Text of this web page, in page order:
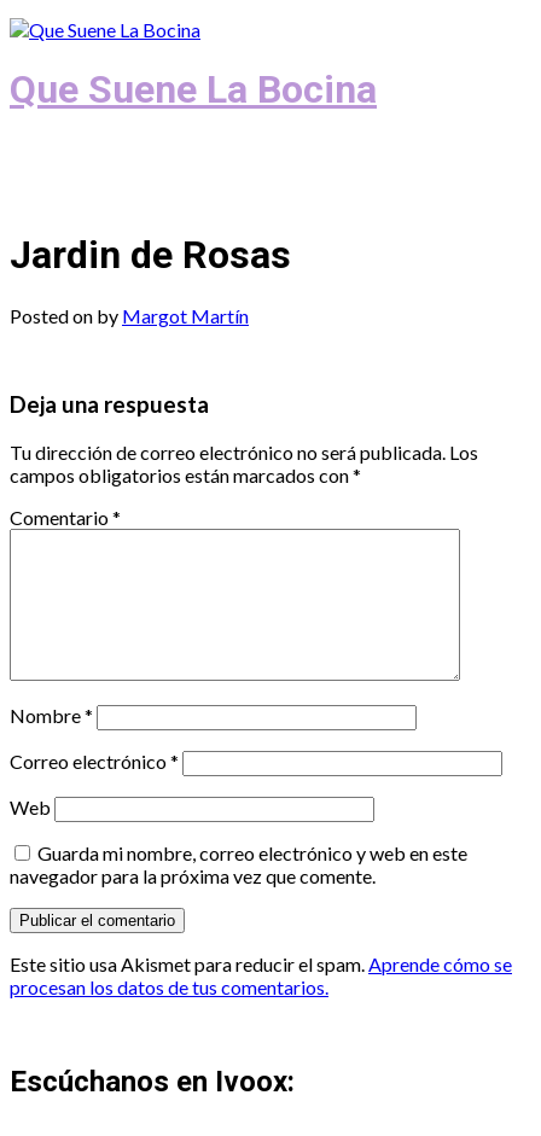
Que Suene La Bocina
Jardin de Rosas
Posted on by Margot Martín
Deja una respuesta
Tu dirección de correo electrónico no será publicada. Los
campos obligatorios están marcados con*
Comentario*
Nombre*
Correo electrónico*
Web
Guarda mi nombre, correo electrónico y web en este
navegador para la próxima vez que comente.
Este sitio usa Akismet para reducir el spam.Aprende cómo se
procesan los datos de tus comentarios.
Escúchanos en Ivoox: